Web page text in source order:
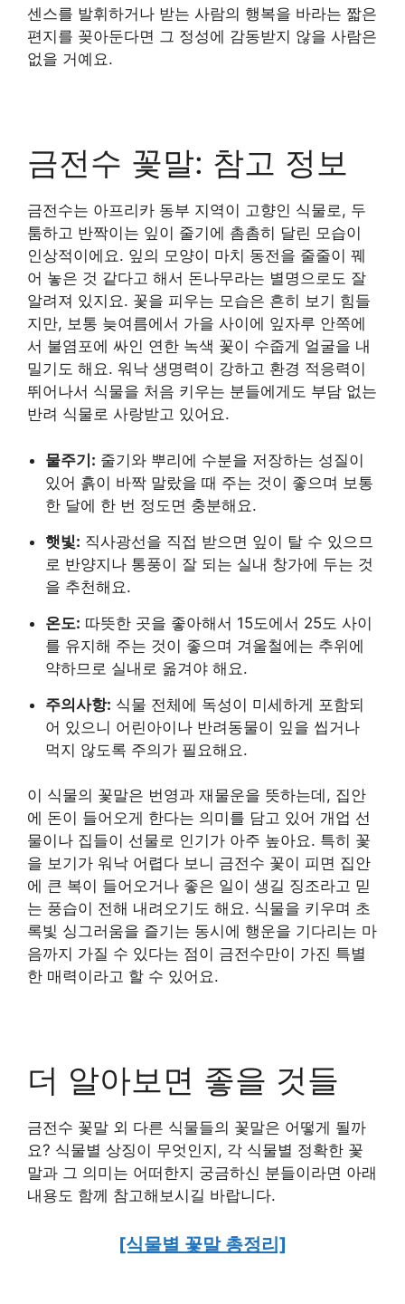
센스를 발휘하거나 받는 사람의 행복을 바라는 짧은
편지를 꽂아둔다면 그 정성에 감동받지 않을 사람은
없을 거예요.
금전수 꽃말: 참고 정보
금전수는 아프리카 동부 지역이 고향인 식물로, 두
툼하고 반짝이는 잎이 줄기에 촘촘히 달린 모습이
인상적이에요. 잎의 모양이 마치 동전을 줄줄이 꿰
어 놓은 것 같다고 해서 돈나무라는 별명으로도 잘
알려져 있지요. 꽃을 피우는 모습은 흔히 보기 힘들
지만, 보통 늦여름에서 가을 사이에 잎자루 안쪽에
서 불염포에 싸인 연한 녹색 꽃이 수줍게 얼굴을 내
밀기도 해요. 워낙 생명력이 강하고 환경 적응력이
뛰어나서 식물을 처음 키우는 분들에게도 부담 없는
반려 식물로 사랑받고 있어요.
물주기: 줄기와 뿌리에 수분을 저장하는 성질이
있어 흙이 바짝 말랐을 때 주는 것이 좋으며 보통
한 달에 한 번 정도면 충분해요.
햇빛: 직사광선을 직접 받으면 잎이 탈 수 있으므
로 반양지나 통풍이 잘 되는 실내 창가에 두는 것
을 추천해요.
온도: 따뜻한 곳을 좋아해서 15도에서 25도 사이
를 유지해 주는 것이 좋으며 겨울철에는 추위에
약하므로 실내로 옮겨야 해요.
주의사항: 식물 전체에 독성이 미세하게 포함되
어 있으니 어린아이나 반려동물이 잎을 씹거나
먹지 않도록 주의가 필요해요.
이 식물의 꽃말은 번영과 재물운을 뜻하는데, 집안
에 돈이 들어오게 한다는 의미를 담고 있어 개업 선
물이나 집들이 선물로 인기가 아주 높아요. 특히 꽃
을 보기가 워낙 어렵다 보니 금전수 꽃이 피면 집안
에 큰 복이 들어오거나 좋은 일이 생길 징조라고 믿
는 풍습이 전해 내려오기도 해요. 식물을 키우며 초
록빛 싱그러움을 즐기는 동시에 행운을 기다리는 마
음까지 가질 수 있다는 점이 금전수만이 가진 특별
한 매력이라고 할 수 있어요.
더 알아보면 좋을 것들
금전수 꽃말 외 다른 식물들의 꽃말은 어떻게 될까
요? 식물별 상징이 무엇인지, 각 식물별 정확한 꽃
말과 그 의미는 어떠한지 궁금하신 분들이라면 아래
내용도 함께 참고해보시길 바랍니다.
[식물별 꽃말 총정리]